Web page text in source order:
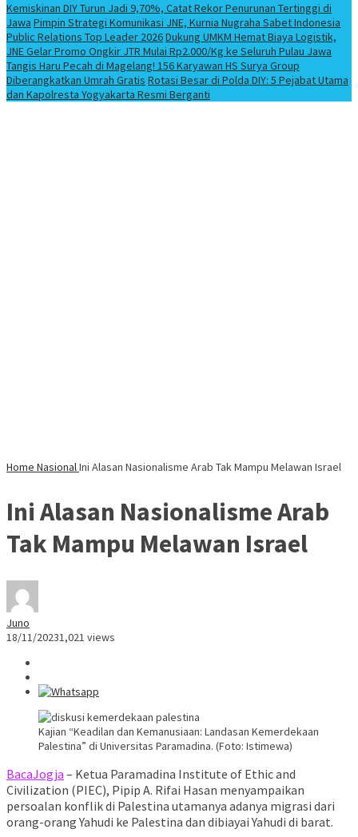
Kemiskinan DIY Turun Jadi 9,70%, Catat Rekor Penurunan Tertinggi di
Jawa Pimpin Strategi Komunikasi JNE, Kurnia Nugraha Sabet Indonesia
Public Relations Top Leader 2026Dukung UMKM Hemat Biaya Logistik,
JNE Gelar Promo Ongkir JTR Mulai Rp2.000/Kg ke Seluruh Pulau Jawa
Tangis Haru Pecah di Magelang! 156 Karyawan HS Surya Group
Diberangkatkan Umrah Gratis Rotasi Besar di Polda DIY: 5 Pejabat Utama
dan Kapolresta Yogyakarta Resmi Berganti
Home NasionalIni Alasan Nasionalisme Arab Tak Mampu Melawan Israel
Ini Alasan Nasionalisme Arab
Tak Mampu Melawan Israel
Juno
18/11/20231,021 views
Kajian “Keadilan dan Kemanusiaan: Landasan Kemerdekaan
Palestina” di Universitas Paramadina. (Foto: Istimewa)
BacaJogja – Ketua Paramadina Institute of Ethic and
Civilization (PIEC), Pipip A. Rifai Hasan menyampaikan
persoalan konflik di Palestina utamanya adanya migrasi dari
orang-orang Yahudi ke Palestina dan dibiayai Yahudi di barat.